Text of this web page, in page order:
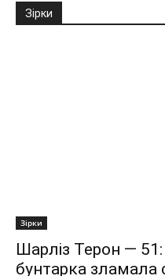
Зірки
Зірки
Шарліз Терон —
бунтарка зламала